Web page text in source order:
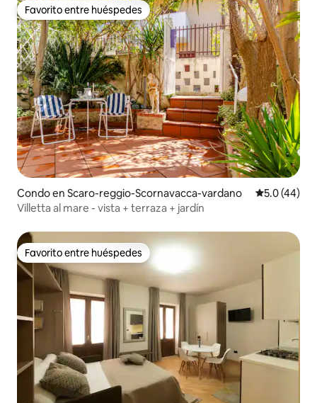
Favorito entre huéspedes
Favorito entre huéspedes
Condo en Scaro-reggio-Scornavacca-vardano Calificación
5.0 (44)
Villetta al mare - vista + terraza + jardín
Favorito entre huéspedes
Favorito entre huéspedes